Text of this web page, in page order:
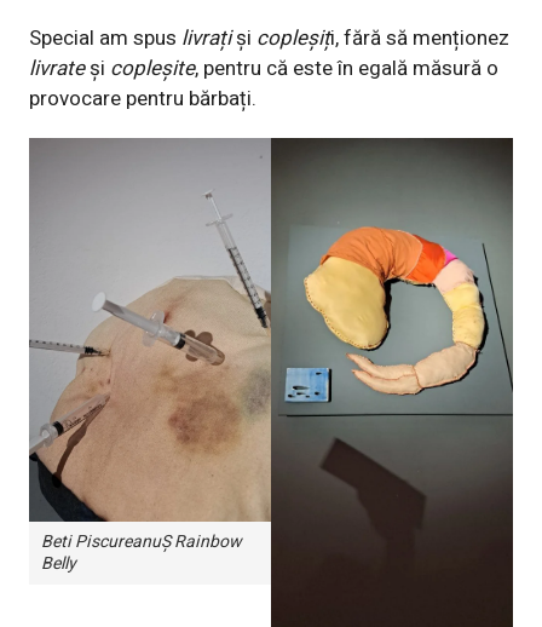
Special am spus livrațiși copleșiți, fără să menționez
livrateși copleșite, pentru că este în egală măsură o
provocare pentru bărbați.
Beti PiscureanuȘ Rainbow
Belly